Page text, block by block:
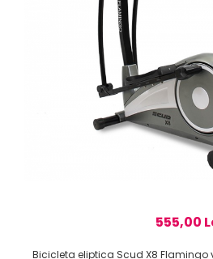
555,00
Bicicleta eliptica Scud X8 Flamingo